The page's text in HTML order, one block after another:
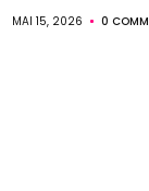
MAI 15, 2026 0